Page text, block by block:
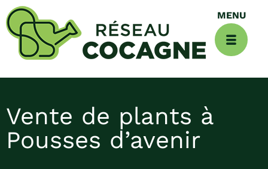
Vente de plants à
Pousses d’avenir